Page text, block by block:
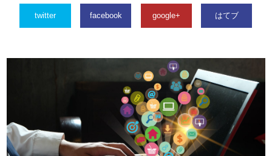
twitter facebook google+ はてブ